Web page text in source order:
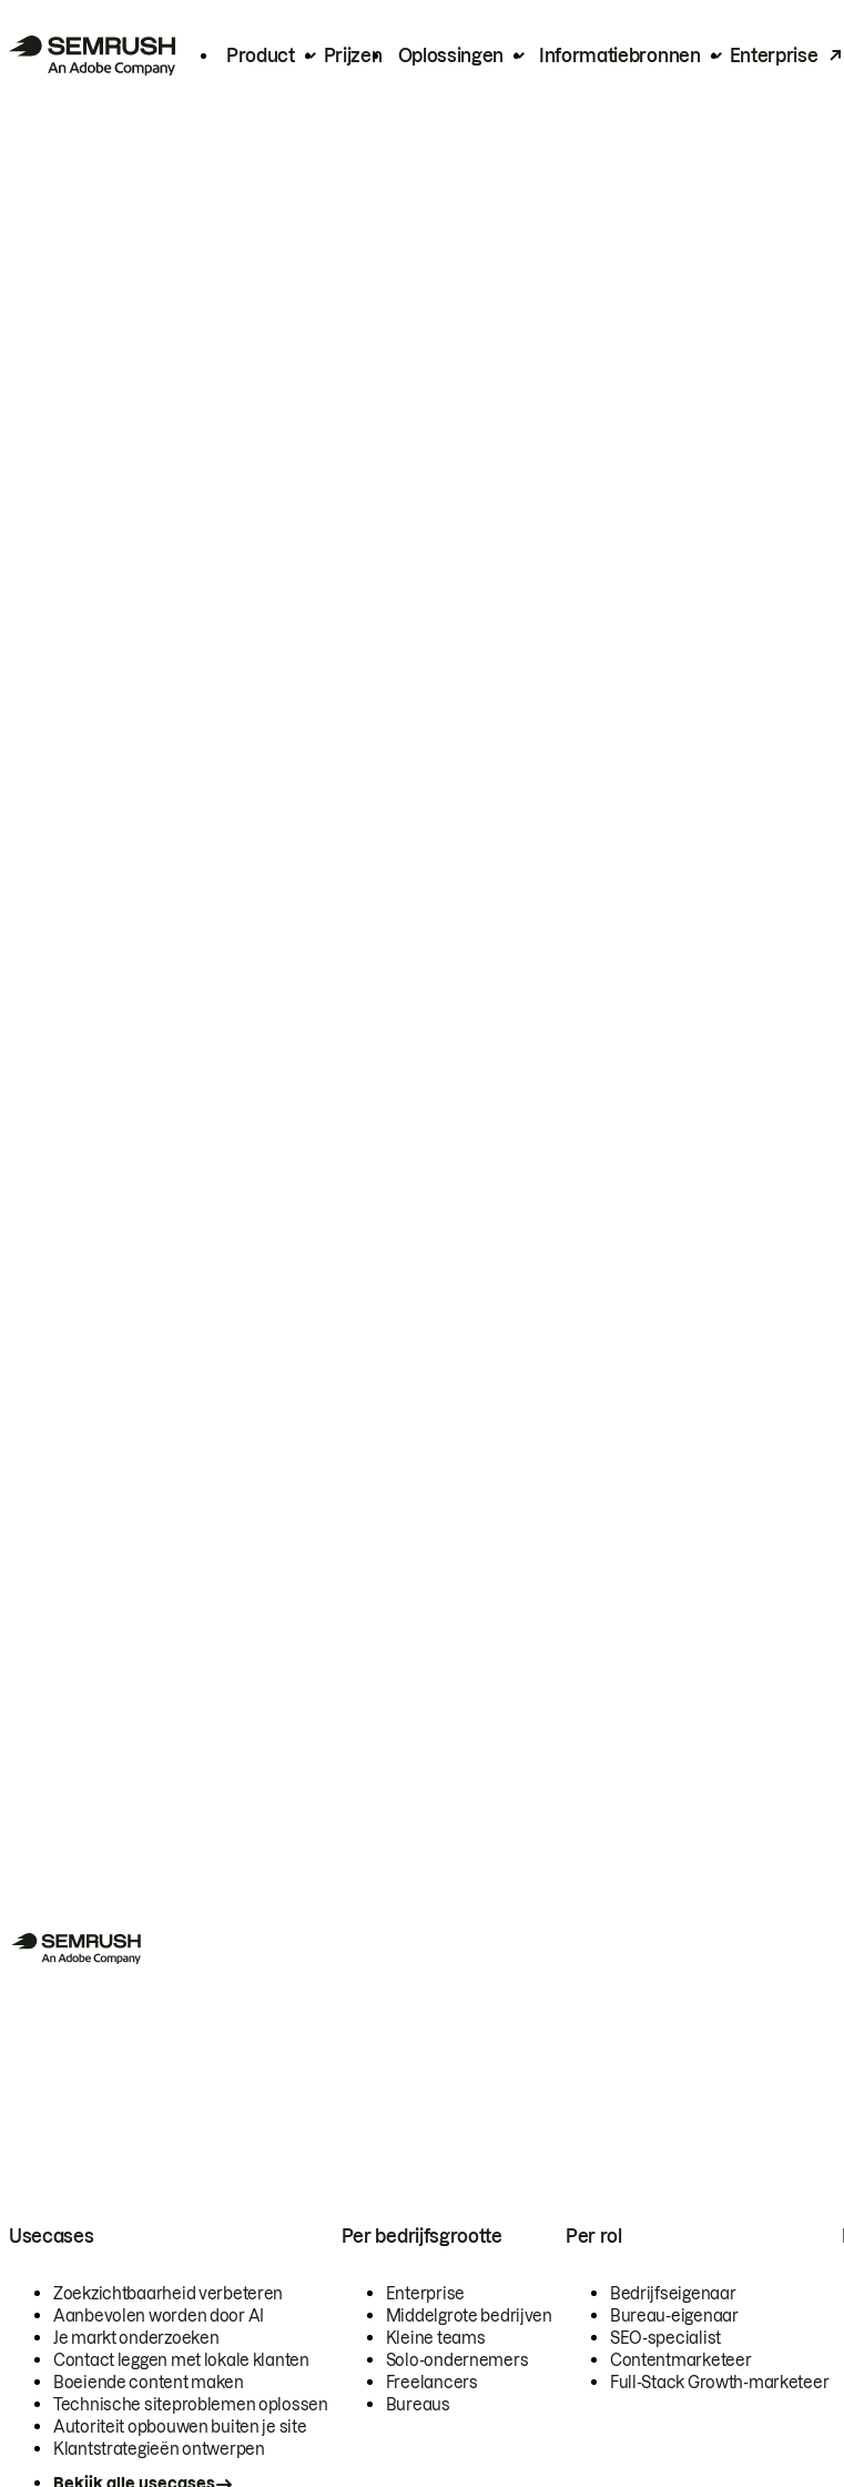
Product Prijzen Oplossingen Informatiebronnen Enterprise
Usecases
Zoekzichtbaarheid verbeteren
Aanbevolen worden door AI
Je markt onderzoeken
Contact leggen met lokale klanten
Boeiende content maken
Technische siteproblemen oplossen
Autoriteit opbouwen buiten je site
Klantstrategieën ontwerpen
Per bedrijfsgrootte
Enterprise
Middelgrote bedrijven
Kleine teams
Solo-ondernemers
Freelancers
Bureaus
Per rol
Bedrijfseigenaar
Bureau-eigenaar
SEO-specialist
Contentmarketeer
Full-Stack Growth-marketeer